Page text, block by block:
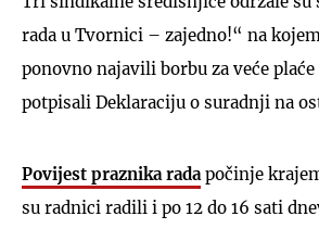
rada u Tvornici – zajedno!“ na
ponovno najavili borbu za veće
potpisali Deklaraciju o suradnji na
Povijest praznika rada počinje
su radnici radili i po 12 do 16 sati